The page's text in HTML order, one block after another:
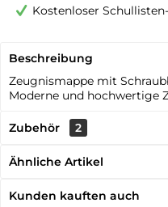
Kostenloser
Beschreibung
Zeugnismappe mit
Moderne und hochwertige
Zubehör 2
Ähnliche Artikel
Kunden kauften auch